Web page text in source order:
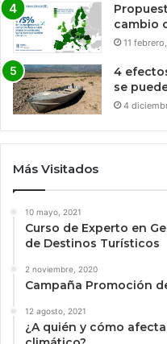
cambio
11
4
se
4
Más Visitados
10 mayo, 2021
Curso de Experto en
de Destinos Turísticos
2 noviembre, 2020
Campaña Promoción
12 agosto, 2021
¿A quién y cómo